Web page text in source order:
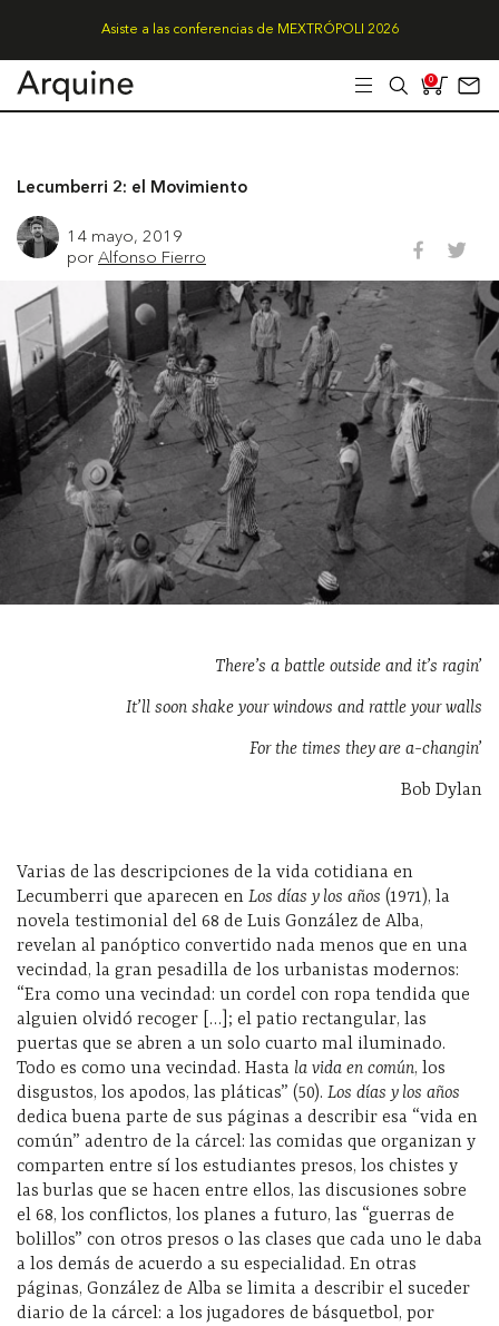
Asiste a las conferencias de MEXTRÓPOLI 2026
0
Lecumberri 2: el Movimiento
14 mayo, 2019
por Alfonso Fierro
There’s a battle outside and it’s ragin’
It’ll soon shake your windows and rattle your walls
For the times they are a-changin’
Bob Dylan
Varias de las descripciones de la vida cotidiana en
Lecumberri que aparecen en Los días y los años (1971), la
novela testimonial del 68 de Luis González de Alba,
revelan al panóptico convertido nada menos que en una
vecindad, la gran pesadilla de los urbanistas modernos:
“Era como una vecindad: un cordel con ropa tendida que
alguien olvidó recoger […]; el patio rectangular, las
puertas que se abren a un solo cuarto mal iluminado.
Todo es como una vecindad. Hasta la vida en común, los
disgustos, los apodos, las pláticas” (50). Los días y los años
dedica buena parte de sus páginas a describir esa “vida en
común” adentro de la cárcel: las comidas que organizan y
comparten entre sí los estudiantes presos, los chistes y
las burlas que se hacen entre ellos, las discusiones sobre
el 68, los conflictos, los planes a futuro, las “guerras de
bolillos” con otros presos o las clases que cada uno le daba
a los demás de acuerdo a su especialidad. En otras
páginas, González de Alba se limita a describir el suceder
diario de la cárcel: a los jugadores de básquetbol, por